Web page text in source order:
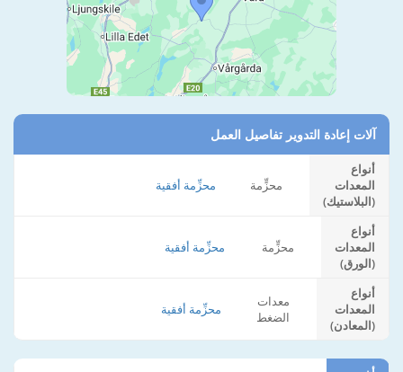
آلات إعادة التدوير تفاصيل العمل
أنواع
المعدات
(البلاستيك)
محزٍّمة محزِّمة أفقية
أنواع
المعدات
(الورق)
محزٍّمة محزِّمة أفقية
أنواع
المعدات
(المعادن)
معدات
الضغط
محزِّمة أفقية